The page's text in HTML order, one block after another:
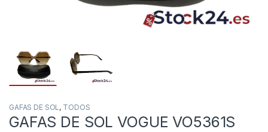
GAFAS DE SOL, TODOS
GAFAS DE SOL VOGUE VO5361S